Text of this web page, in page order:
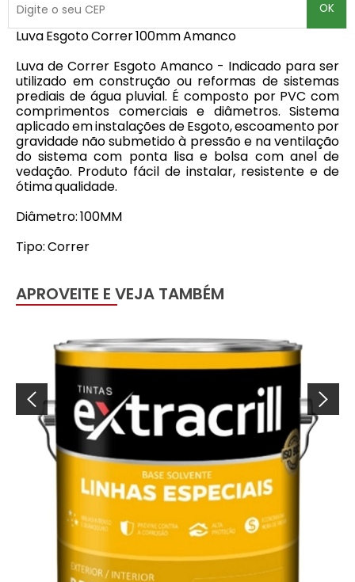
OK
Luva Esgoto Correr 100mm Amanco
Luva de Correr Esgoto Amanco - Indicado para ser
utilizado em construção ou reformas de sistemas
prediais de água pluvial. É composto por PVC com
comprimentos comerciais e diâmetros. Sistema
aplicado em instalações de Esgoto, escoamento por
gravidade não submetido à pressão e na ventilação
do sistema com ponta lisa e bolsa com anel de
vedação. Produto fácil de instalar, resistente e de
ótima qualidade.
Diâmetro: 100MM
Tipo: Correr
APROVEITE E VEJA TAMBÉM